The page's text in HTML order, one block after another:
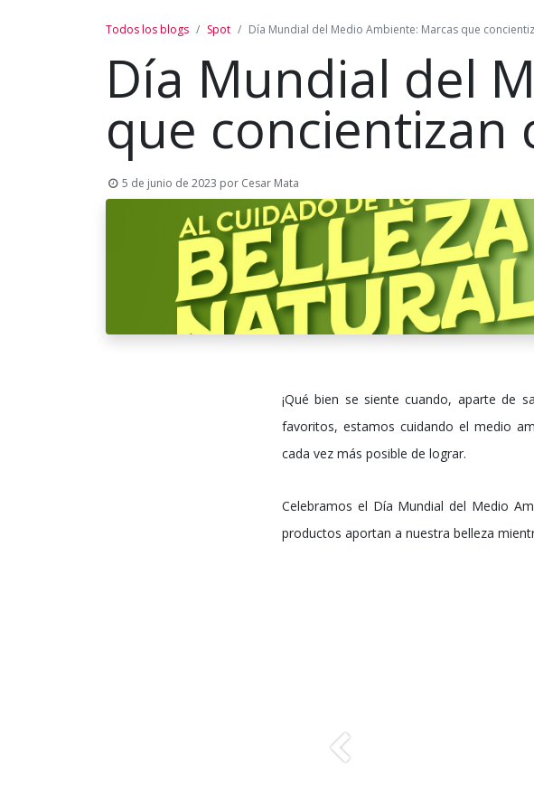
Todos los blogs Spot Día Mundial del Medio Ambiente: Marcas que
Día Mundial del
que concientizan
5 de junio de 2023 por Cesar Mata
¡Qué bien se siente cuando, aparte de
favoritos, estamos cuidando el medio
cada vez más posible de lograr.
Celebramos el Día Mundial del Medio
productos aportan a nuestra belleza
Anterior